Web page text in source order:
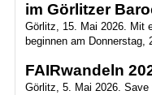
im Görlitzer
Görlitz, 15. Mai 2026. Mit
beginnen am Donnerstag,
FAIRwandeln
Görlitz, 5. Mai 2026.